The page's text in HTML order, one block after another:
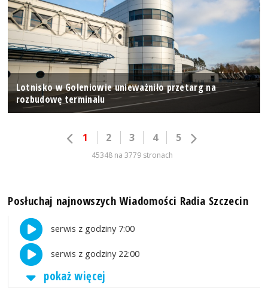
Lotnisko w Goleniowie unieważniło przetarg na
rozbudowę terminalu
1 2 3 4 5
45348 na 3779 stronach
Posłuchaj najnowszych Wiadomości Radia Szczecin
serwis z godziny 7:00
serwis z godziny 22:00
pokaż więcej